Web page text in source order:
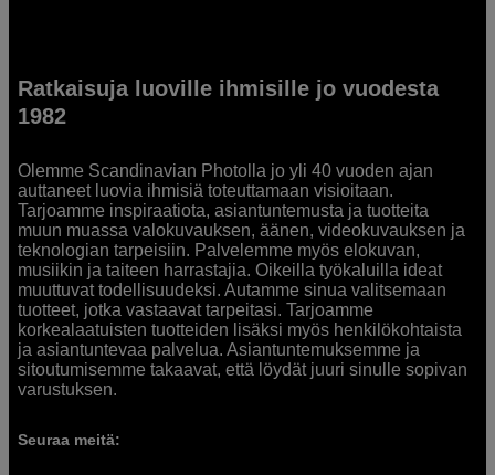
Ratkaisuja luoville ihmisille jo vuodesta
1982
Olemme Scandinavian Photolla jo yli 40 vuoden ajan
auttaneet luovia ihmisiä toteuttamaan visioitaan.
Tarjoamme inspiraatiota, asiantuntemusta ja tuotteita
muun muassa valokuvauksen, äänen, videokuvauksen ja
teknologian tarpeisiin. Palvelemme myös elokuvan,
musiikin ja taiteen harrastajia. Oikeilla työkaluilla ideat
muuttuvat todellisuudeksi. Autamme sinua valitsemaan
tuotteet, jotka vastaavat tarpeitasi. Tarjoamme
korkealaatuisten tuotteiden lisäksi myös henkilökohtaista
ja asiantuntevaa palvelua. Asiantuntemuksemme ja
sitoutumisemme takaavat, että löydät juuri sinulle sopivan
varustuksen.
Seuraa meitä: